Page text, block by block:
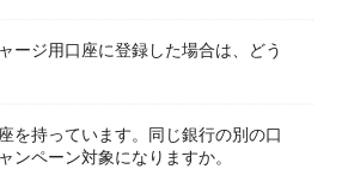
ージ用口座に登録した場合は、どう
を持っています。同じ銀行の別の口
ンペーン対象になりますか。